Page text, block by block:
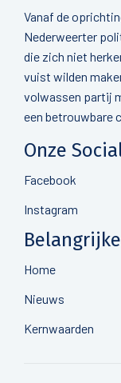
Vanaf de
Nederweerter
die zich niet
vuist wilden
volwassen partij
een betrouwbare
Onze
Facebook
Instagram
Home
Nieuws
Kernwaarden